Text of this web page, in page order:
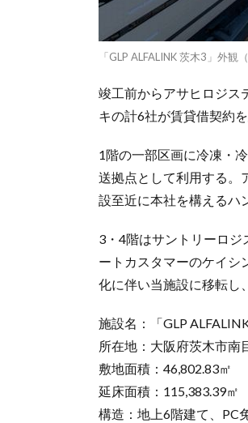
「GLP ALFALINK 茨木3」外観
竣工前からアサヒロジス
キの計6社が賃貸借契約
1階の一部区画に冷凍・
送拠点として利用する。
設至近に本社を構えるハ
3・4階はサントリーロ
ートカスタマーのケイシ
化に伴い当施設に移転し
施設名：「GLP
所在地：大阪府茨木市南
敷地面積：46,802.83㎡
延床面積：115,383.39㎡
構造：地上6階建て、PC